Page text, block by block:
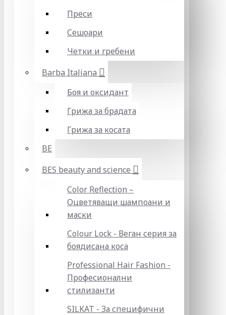
Преси
Сешоари
Четки и гребени
Barba Italiana
Боя и оксидант
Грижа за брадата
Грижа за косата
BE
BES beauty and science
Color Reflection –
Оцветяващи шампоани и
маски
Colour Lock - Веган серия за
боядисана коса
Professional Hair Fashion -
Професионални
стилизанти
SILKAT - За специфични